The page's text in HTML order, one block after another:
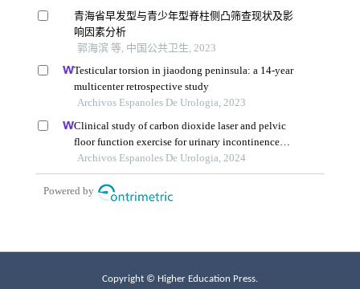
Copyright © Higher Education Press.